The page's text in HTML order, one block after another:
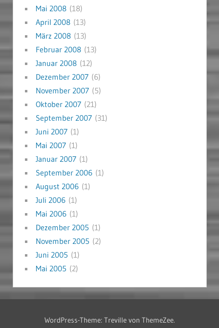
Mai 2008(18)
April 2008(13)
März 2008(13)
Februar 2008(13)
Januar 2008(12)
Dezember 2007(6)
November 2007(5)
Oktober 2007(21)
September 2007(31)
Juni 2007(1)
Mai 2007(1)
Januar 2007(1)
September 2006(1)
August 2006(1)
Juli 2006(1)
Mai 2006(1)
Dezember 2005 (1)
November 2005 (2)
Juni 2005 (1)
Mai 2005 (2)
WordPress-Theme: Treville von ThemeZee.